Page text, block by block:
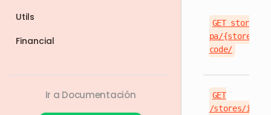
Utils
Financial
Ir a Documentación
GET stores-
pa/{storeId}/
code/
GET
/stores/